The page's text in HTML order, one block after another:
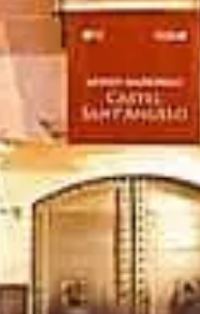
orari, storia e consigli utili.
del museo.
a Castel Sant'Angelo.
dúvidas sobre ingressos,